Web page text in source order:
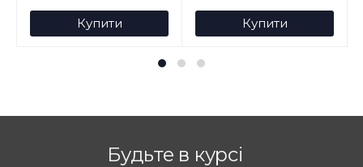
Купити Купити
Будьте в курсі